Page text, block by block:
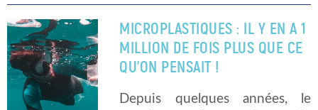
cela […]
MICROPLASTIQUES : IL Y EN A 1
MILLION DE FOIS PLUS QUE CE
QU’ON PENSAIT !
Depuis quelques années, le